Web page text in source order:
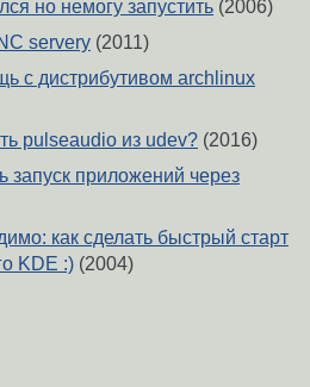
но немогу запустить (2006)
servery (2011)
с дистрибутивом archlinux
pulseaudio из udev? (2016)
запуск приложений через
как сделать быстрый старт
KDE :) (2004)